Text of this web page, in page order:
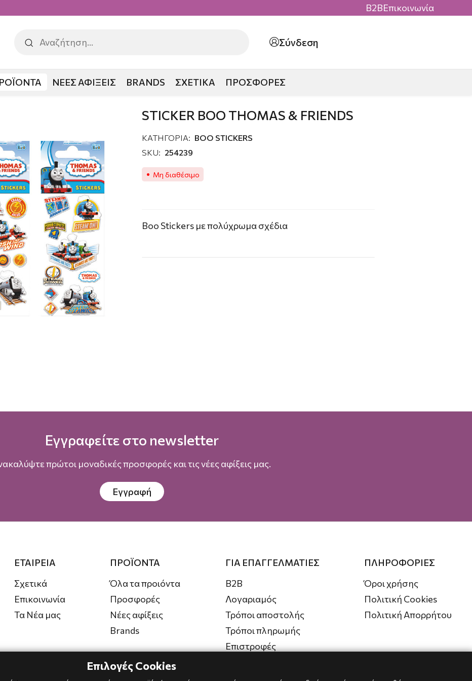
B2BΕπικοινωνία
Σύνδεση
ΝΕΕΣ ΑΦΙΞΕΙΣ BRANDS ΣΧΕΤΙΚΑ ΠΡΟΣΦΟΡΕΣ
STICKER BOO THOMAS & FRIENDS
ΚΑΤΗΓΟΡΙΑ: ΒΟΟ STICKERS
SKU: 254239
Μη διαθέσιμο
Boo Stickers με πολύχρωμα σχέδια
Εγγραφείτε στο newsletter
πρώτοι μοναδικές προσφορές και τις νέες αφίξεις μας.
Εγγραφή
ΕΤΑΙΡΕΙΑ
Σχετικά
Επικοινωνία
Τα Νέα μας
ΠΡΟΪΟΝΤΑ
Όλα τα προιόντα
Προσφορές
Νέες αφίξεις
Brands
ΓΙΑ ΕΠΑΓΓΕΛΜΑΤΙΕΣ
B2B
Λογαριαμός
Τρόποι αποστολής
Τρόποι πληρωμής
Επιστροφές
ΠΛΗΡΟΦΟΡΙΕΣ
Όροι χρήσης
Πολιτική Cookies
Πολιτική Απορρήτου
Επιλογές Cookies